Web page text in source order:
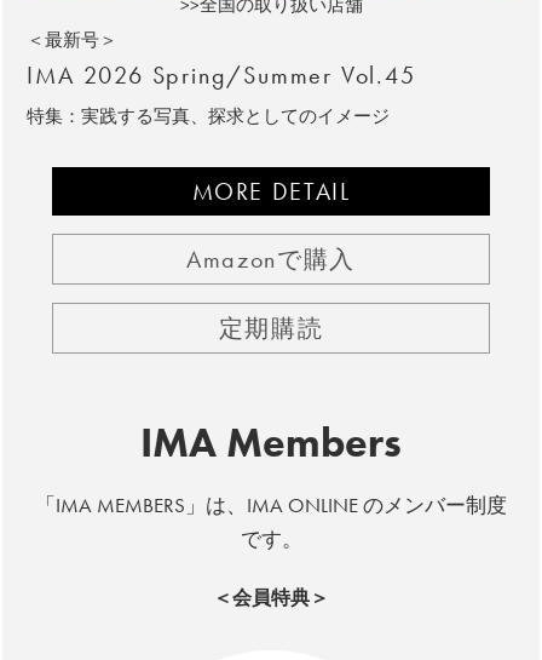
>>全国の取り扱い店舗
＜最新号＞
IMA 2026 Spring/Summer Vol.45
特集：実践する写真、探求としてのイメージ
MORE DETAIL
Amazonで購入
定期購読
IMA Members
「IMA MEMBERS」は、IMA ONLINE のメンバー制度
です。
＜会員特典＞